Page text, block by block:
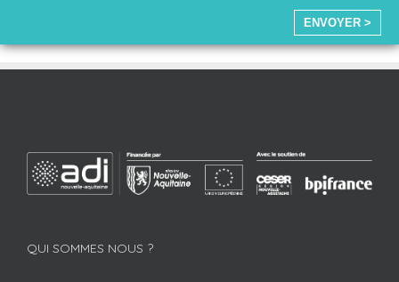
ENVOYER >
QUI SOMMES NOUS ?